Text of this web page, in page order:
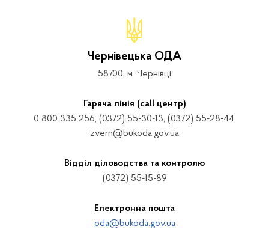
Чернівецька ОДА
58700, м. Чернівці
Гаряча лінія (call центр)
0 800 335 256, (0372) 55-30-13, (0372) 55-28-44,
zvern@bukoda.gov.ua
Відділ діловодства та контролю
(0372) 55-15-89
Електронна пошта
oda@bukoda.gov.ua